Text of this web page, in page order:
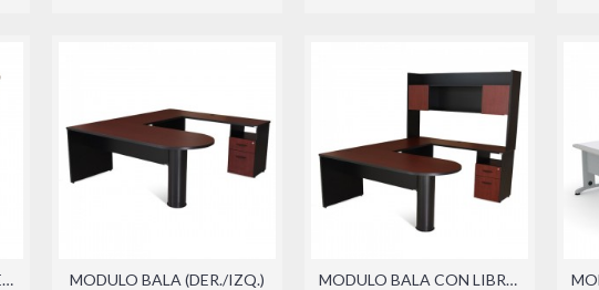
ESCRITORIO ZAGATO RECTO MODULO BALA (DER./IZQ.) MODULO BALA CON LIBRERO SOBREPONER (DER./IZQ.)